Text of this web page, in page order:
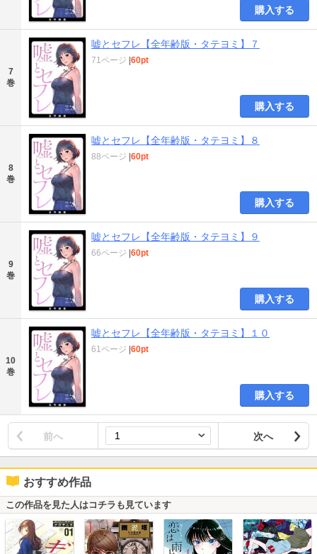
購入する
7
巻
嘘とセフレ【全年齢版・タテヨミ】７
71ページ |60pt
購入する
8
巻
嘘とセフレ【全年齢版・タテヨミ】８
88ページ |60pt
購入する
9
巻
嘘とセフレ【全年齢版・タテヨミ】９
66ページ |60pt
購入する
10
巻
嘘とセフレ【全年齢版・タテヨミ】１０
61ページ |60pt
購入する
前へ 次へ
おすすめ作品
この作品を見た人はコチラも見ています